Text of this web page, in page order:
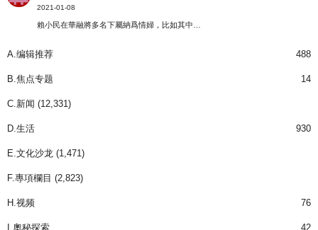
2021-01-08
賴小民在華融將多名下屬納爲情婦，比如其中…
A.编辑推荐 488
B.焦点专题 14
C.新闻 (12,331)
D.生活 930
E.文化沙龙 (1,471)
F.專項欄目 (2,823)
H.视频 76
I.奧秘探索 42